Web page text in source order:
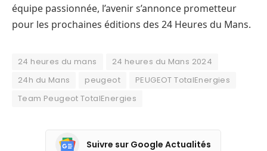
équipe passionnée, l’avenir s’annonce prometteur
pour les prochaines éditions des 24 Heures du Mans.
24 heures du mans
24 heures du Mans 2024
24h du Mans
peugeot
PEUGEOT TotalEnergies
Team Peugeot TotalEnergies
Suivre sur Google Actualités